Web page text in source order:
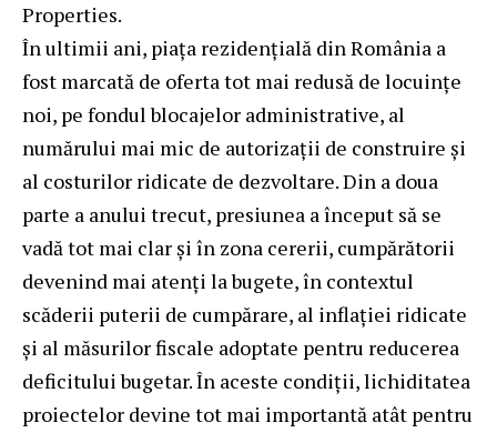
Properties.
În ultimii ani, piața rezidențială din România a
fost marcată de oferta tot mai redusă de locuințe
noi, pe fondul blocajelor administrative, al
numărului mai mic de autorizații de construire și
al costurilor ridicate de dezvoltare. Din a doua
parte a anului trecut, presiunea a început să se
vadă tot mai clar și în zona cererii, cumpărătorii
devenind mai atenți la bugete, în contextul
scăderii puterii de cumpărare, al inflației ridicate
și al măsurilor fiscale adoptate pentru reducerea
deficitului bugetar. În aceste condiții, lichiditatea
proiectelor devine tot mai importantă atât pentru